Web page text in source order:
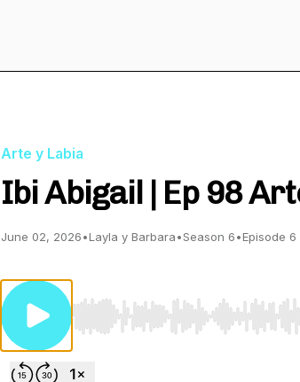
Arte y Labia
Ibi Abigail | Ep 98
June 02, 2026•Layla y Barbara•Season 6•Episode 6
Use Left/Right to seek, Home/End